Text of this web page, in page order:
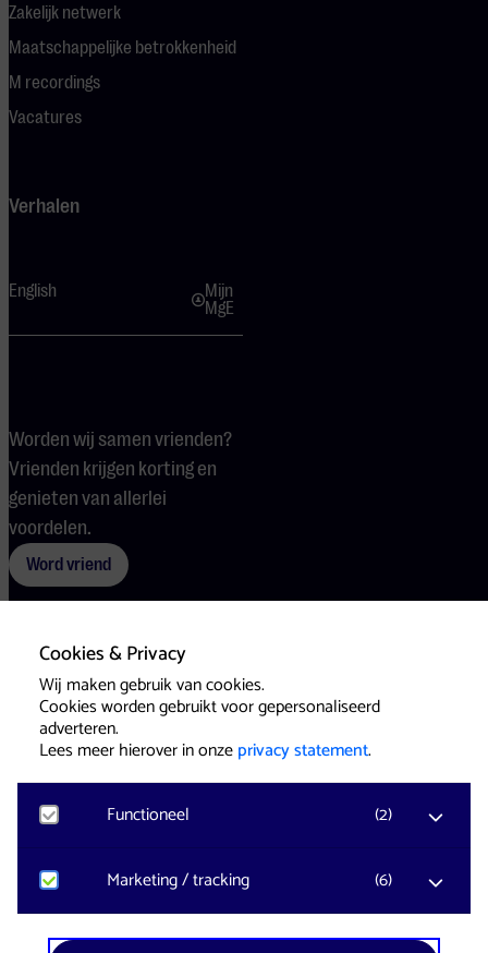
Cookies & Privacy
Wij maken gebruik van cookies.
Cookies worden gebruikt voor gepersonaliseerd
adverteren.
Lees meer hierover in onzeprivacy statement.
Functioneel (2)
Noodzakelijk
Voor het functioneren van de website en het
onthouden van voorkeuren worden functionele
cookies geplaatst. Hierbij worden geen
Marketing / tracking (6)
YouTube
Zakelijk netwerk
Maatschappelijke betrokkenheid
M recordings
Vacatures
Verhalen
English
Mijn
MgE
Worden wij samen vrienden?
Vrienden krijgen korting en
genieten van allerlei
voordelen.
Word vriend
Voorwaarden CookiesPers
Website & Identity byEagerly